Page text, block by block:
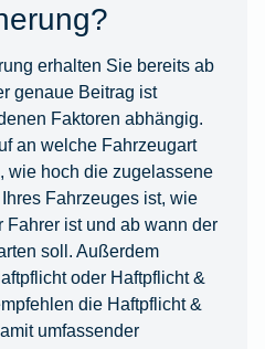
erhalten Sie bereits ab
genaue Beitrag ist
Faktoren abhängig.
an welche Fahrzeugart
wie hoch die zugelassene
Fahrzeuges ist, wie
ist und ab wann der
soll. Außerdem
oder Haftpflicht &
die Haftpflicht &
umfassender